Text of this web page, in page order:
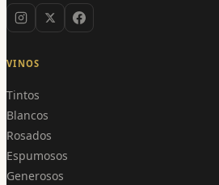
VINOS
Tintos
Blancos
Rosados
Espumosos
Generosos